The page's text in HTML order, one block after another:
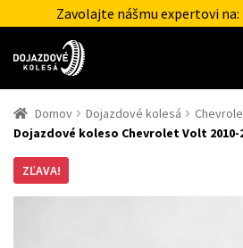
Zavolajte nášmu expertovi na:
Domov Dojazdové kolesá
Dojazdové koleso Chevrolet Volt 2010-
ZĽAVA!